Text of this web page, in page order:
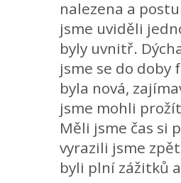
nalezena a
jsme uviděli
byly uvnitř.
jsme se do
byla nová,
jsme mohli
Měli jsme čas si
vyrazili jsme
byli plní zážitků